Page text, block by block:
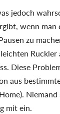
jedoch
wenn man
zu
Diese
aus
mit ein.